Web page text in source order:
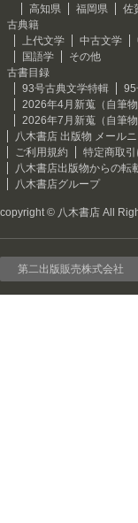
高知県
福岡県 佐
古典籍
上代文学
中古文学
国語学
その他
古書目録
93号古典文学特輯
95
2026年4月新蒐（自筆物
2026年7月新蒐（自筆物
八木書店 出版物 メール
ご利用規約
特定商取
八木書店出版物からの転
八木書店グループ
copyright © 八木書店 All
第二出版販売株式会社